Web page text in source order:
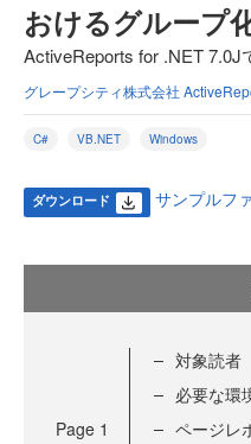
おけるグループ
ActiveReports for .NET 7.0J
グレープシティ株式会社
C# VB.NET Windows
ダウンロード サンプルフ
Page 1
対象読者
必要な環
ページレ